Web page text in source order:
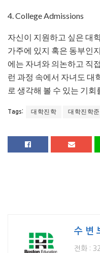
4. College Admissions
자신이 지원하고 싶은 대
가주에 있지 혹은 동부인
에는 자녀와 의논하고 직
런 과정 속에서 자녀도 대
로 생각해 볼 수 있는 기
Tags: 대학진학 대학진학
수 변
전화 :